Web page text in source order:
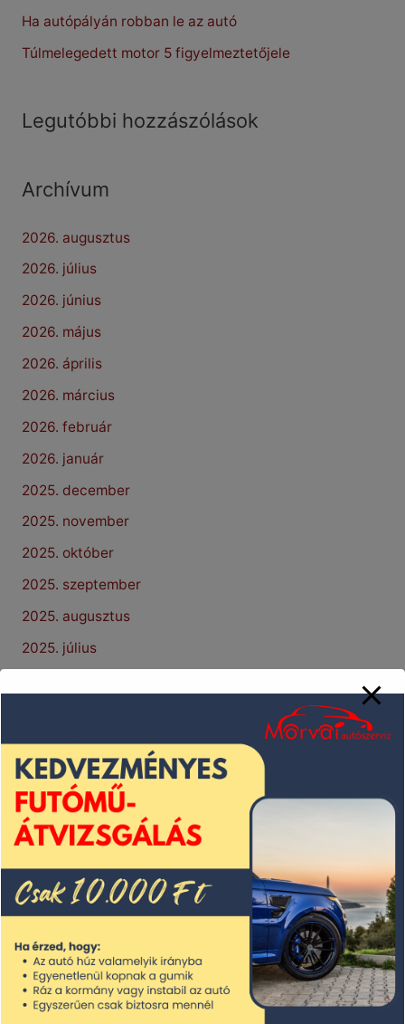
rHa autópályán robban le az autó
Túlmelegedett motor 5 figyelmeztetőjele
Legutóbbi hozzászólások
Archívum
2026. augusztus
2026. július
2026. június
2026. május
2026. április
2026. március
2026. február
2026. január
2025. december
2025. november
2025. október
2025. szeptember
2025. augusztus
2025. július
2025. április
2025. március
2025. február
2025. január
2024. december
2024. november
2024. szeptember
2024. augusztus